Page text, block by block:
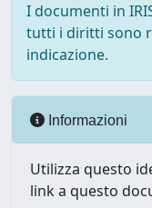
I documenti in
tutti i diritti sono
indicazione.
Informazioni
Utilizza questo
link a questo